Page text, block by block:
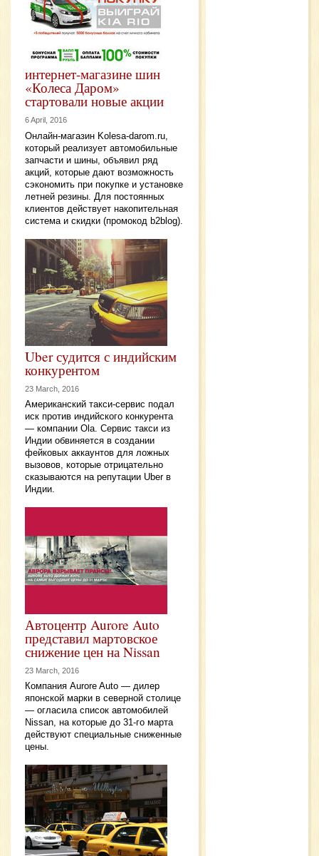
интернет-магазине шин
«Колеса Даром»
стартовали новые акции
6 April, 2016
Онлайн-магазин Kolesa-darom.ru,
который реализует автомобильные
запчасти и шины, объявил ряд
акций, которые дают возможность
сэкономить при покупке и установке
летней резины. Для постоянных
клиентов действует накопительная
система и скидки (промокод b2blog).
Uber судится с индийским
конкурентом
23 March, 2016
Американский такси-сервис подал
иск против индийского конкурента
— компании Ola. Сервис такси из
Индии обвиняется в создании
фейковых аккаунтов для ложных
вызовов, которые отрицательно
сказываются на репутации Uber в
Индии.
Автоцентр Aurore Auto
представил мартовское
снижение цен на Nissan
23 March, 2016
Компания Aurore Auto — дилер
японской марки в северной столице
— огласила список автомобилей
Nissan, на которые до 31-го марта
действуют специальные сниженные
цены.